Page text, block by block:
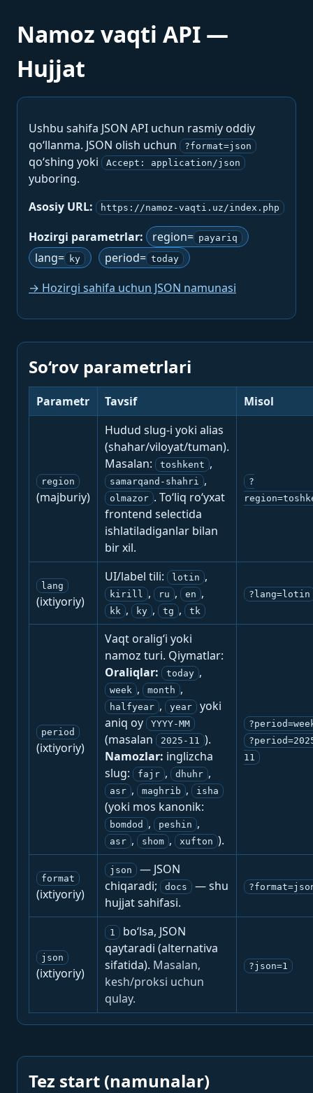
Namoz vaqti API —
Hujjat
Ushbu sahifa JSON API uchun rasmiy oddiy
qo‘llanma. JSON olish uchun
?format=json
qo‘shing yoki Accept: application/json
yuboring.
Asosiy URL:
https://namoz-vaqti.uz/index.php
Hozirgi parametrlar: region= payariq
lang= ky period= today
→ Hozirgi sahifa uchun JSON namunasi
So‘rov parametrlari
Parametr Tavsif Misol
region
(majburiy)
Hudud slug-i yoki alias
(shahar/viloyat/tuman).
Masalan:
toshkent ,
samarqand-shahri ,
olmazor . To‘liq ro‘yxat
frontend selectida
ishlatiladiganlar bilan
bir xil.
?
lang
(ixtiyoriy)
UI/label tili: lotin ,
kirill , ru , en ,
kk , ky , tg , tk
?lang=lotin
period
(ixtiyoriy)
Vaqt oralig‘i yoki
namoz turi. Qiymatlar:
Oraliqlar:
today ,
week , month ,
halfyear , year
yoki
aniq oy
YYYY-MM
(masalan 2025-11 ).
Namozlar: inglizcha
slug:
fajr , dhuhr ,
asr , maghrib , isha
(yoki mos kanonik:
bomdod , peshin ,
asr , shom , xufton ).
11
format
(ixtiyoriy)
json
— JSON
chiqaradi;
docs
— shu
hujjat sahifasi.
json
(ixtiyoriy)
1
bo‘lsa, JSON
qaytaradi (alternativa
sifatida). Masalan,
kesh/proksi uchun
qulay.
?json=1
Tez start (namunalar)